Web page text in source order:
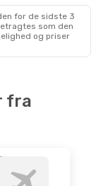
for de sidste 3
som den
og priser
fra